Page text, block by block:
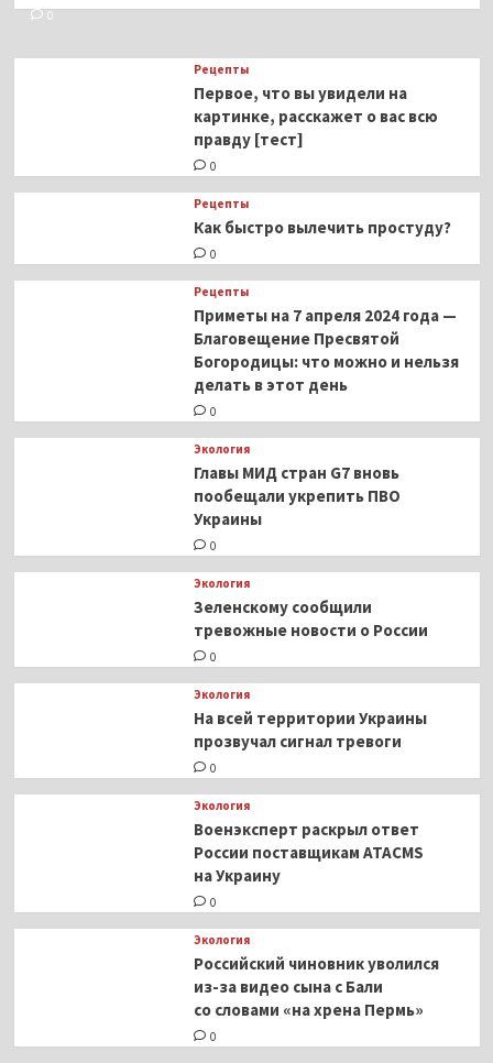
0
Рецепты
Первое, что вы увидели на
картинке, расскажет о вас всю
правду [тест]
0
Рецепты
Как быстро вылечить простуду?
0
Рецепты
Приметы на 7 апреля 2024 года —
Благовещение Пресвятой
Богородицы: что можно и нельзя
делать в этот день
0
Экология
Главы МИД стран G7 вновь
пообещали укрепить ПВО
Украины
0
Экология
Зеленскому сообщили
тревожные новости о России
0
Экология
На всей территории Украины
прозвучал сигнал тревоги
0
Экология
Военэксперт раскрыл ответ
России поставщикам ATACMS
на Украину
0
Экология
Российский чиновник уволился
из-за видео сына с Бали
со словами «на хрена Пермь»
0